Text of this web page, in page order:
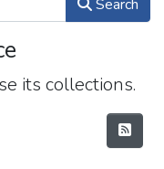
Search
its collections.